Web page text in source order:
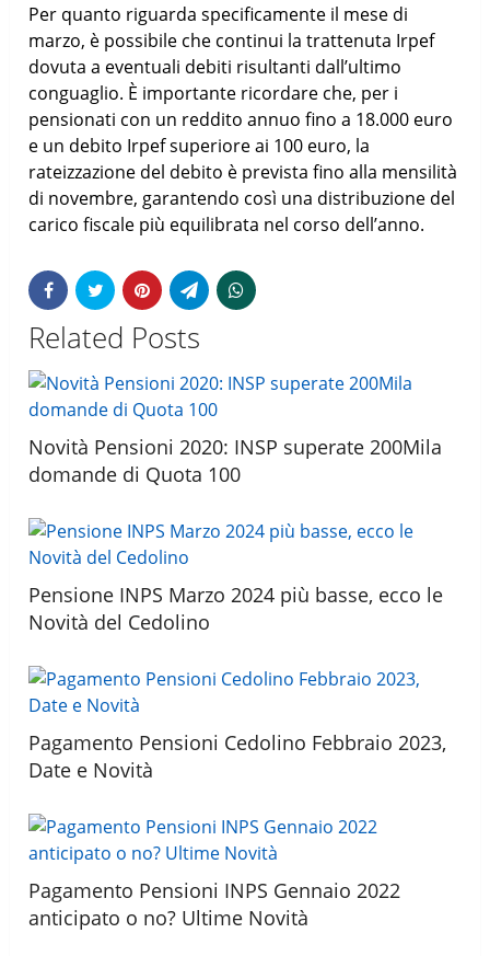
Per quanto riguarda specificamente il mese di
marzo, è possibile che continui la trattenuta Irpef
dovuta a eventuali debiti risultanti dall’ultimo
conguaglio. È importante ricordare che, per i
pensionati con un reddito annuo fino a 18.000 euro
e un debito Irpef superiore ai 100 euro, la
rateizzazione del debito è prevista fino alla mensilità
di novembre, garantendo così una distribuzione del
carico fiscale più equilibrata nel corso dell’anno.
Related Posts
Novità Pensioni 2020: INSP superate 200Mila
domande di Quota 100
Pensione INPS Marzo 2024 più basse, ecco le
Novità del Cedolino
Pagamento Pensioni Cedolino Febbraio 2023,
Date e Novità
Pagamento Pensioni INPS Gennaio 2022
anticipato o no? Ultime Novità